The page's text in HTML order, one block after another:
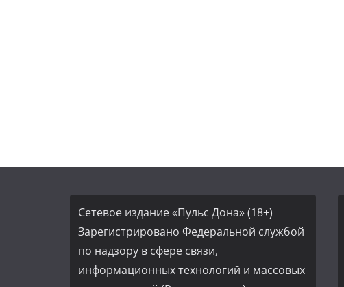
Сетевое издание «Пульс Дона» (18+)
Зарегистрировано Федеральной службой
по надзору в сфере связи,
информационных технологий и массовых